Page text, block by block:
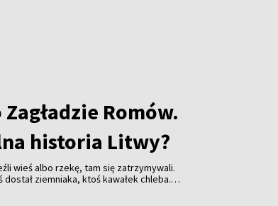
Romów.
historia Litwy?
wieś albo rzekę, tam się zatrzymywali.
ziemniaka, ktoś kawałek chleba.